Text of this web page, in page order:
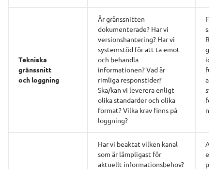
Tekniska
gränssnitt
och loggning
Är gränssnitten
dokumenterade? Har vi
versionshantering? Har vi
systemstöd för att ta emot
och behandla
informationen? Vad är
rimliga responstider?
Ska/kan vi leverera enligt
olika standarder och olika
format? Vilka krav finns på
loggning?
a
ng
Har vi beaktat vilken kanal
som är lämpligast för
aktuellt informationsbehov?
e